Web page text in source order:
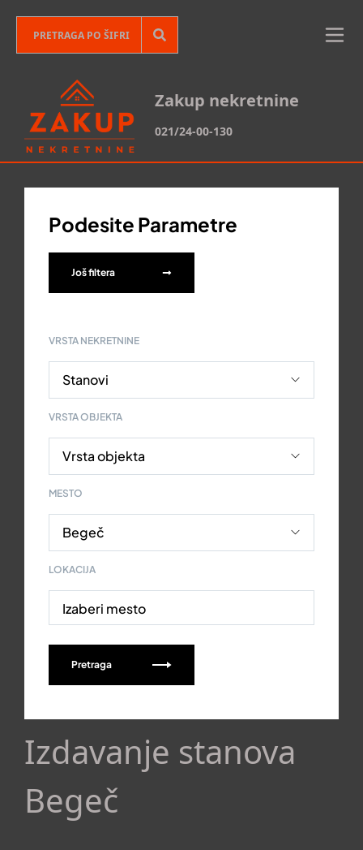
Zakup nekretnine
021/24-00-130
Podesite Parametre
Još filtera
VRSTA NEKRETNINE
VRSTA OBJEKTA
MESTO
LOKACIJA
Izaberi mesto
Pretraga
Izdavanje stanova
Begeč